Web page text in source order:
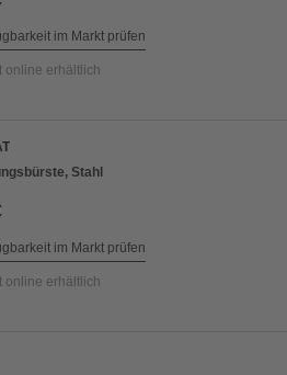
im Markt prüfen
online erhältlich
Stahl
im Markt prüfen
online erhältlich